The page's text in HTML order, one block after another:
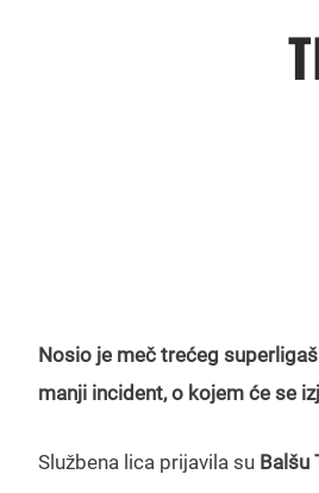
Nosio je meč trećeg
manji incident, o kojem će se
Službena lica prijavila su Balšu